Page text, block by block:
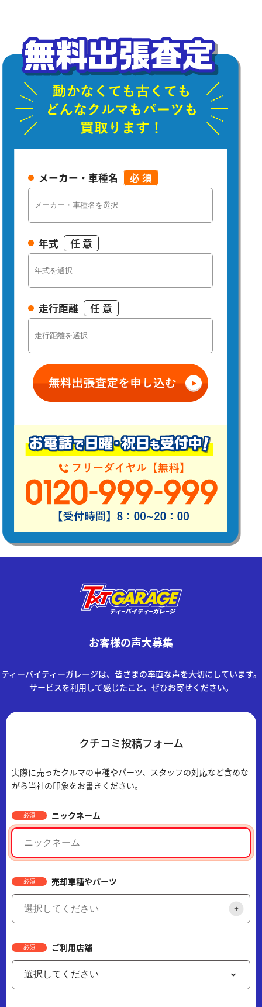
メーカー・車種名 必 須
年式 任 意
走行距離 任 意
お客様の声大募集
ティーバイティーガレージは、皆さまの率直な声を大切にしています。
サービスを利用して感じたこと、ぜひお寄せください。
クチコミ投稿フォーム
実際に売ったクルマの車種やパーツ、スタッフの対応など含めな
がら当社の印象をお書きください。
必須 ニックネーム
必須 売却車種やパーツ
必須 ご利用店舗